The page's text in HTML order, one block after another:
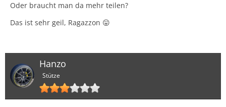
Oder braucht man da mehr teilen?
Das ist sehr geil, Ragazzon 😛
Hanzo
Stütze